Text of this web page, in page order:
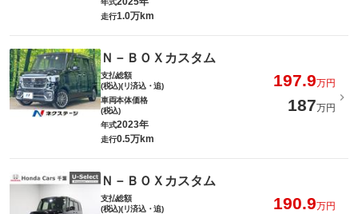
走行1.0万km
Ｎ－ＢＯＸカスタム
支払総額
(税込)(リ済込・追)
197.9万円
車両本体価格
(税込)
187万円
年式2023年
走行0.5万km
Ｎ－ＢＯＸカスタム
支払総額
(税込)(リ済込・追)
190.9万円